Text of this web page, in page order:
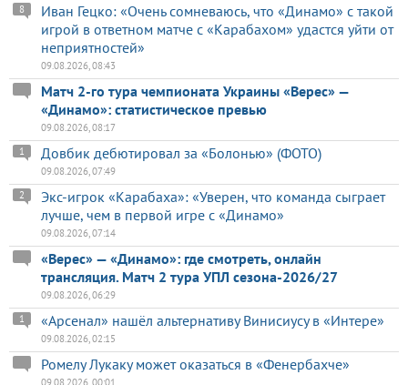
Иван Гецко: «Очень сомневаюсь, что «Динамо» с такой
игрой в ответном матче с «Карабахом» удастся уйти от
неприятностей»
8
09.08.2026, 08:43
Матч 2-го тура чемпионата Украины «Верес» —
«Динамо»: статистическое превью
09.08.2026, 08:17
Довбик дебютировал за «Болонью» (ФОТО)
1
09.08.2026, 07:49
Экс-игрок «Карабаха»: «Уверен, что команда сыграет
лучше, чем в первой игре с «Динамо»
2
09.08.2026, 07:14
«Верес» — «Динамо»: где смотреть, онлайн
трансляция. Матч 2 тура УПЛ сезона-2026/27
09.08.2026, 06:29
«Арсенал» нашёл альтернативу Винисиусу в «Интере»
1
09.08.2026, 02:15
Ромелу Лукаку может оказаться в «Фенербахче»
09.08.2026, 00:01